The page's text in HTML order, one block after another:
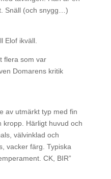
Snäll (och snygg…)
Elof ikväll.
flera som var
Domarens kritik
av utmärkt typ med fin
kropp. Härligt huvud och
välvinklad och
vacker färg. Typiska
CK, BIR”